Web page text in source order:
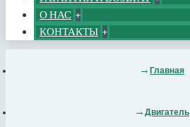
О НАС +
КОНТАКТЫ +
Главная
Двигатель